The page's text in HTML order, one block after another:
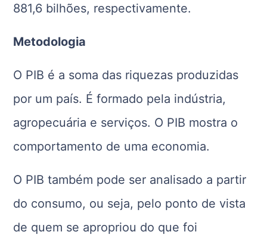
881,6 bilhões, respectivamente.
Metodologia
O PIB é a soma das riquezas produzidas
por um país. É formado pela indústria,
agropecuária e serviços. O PIB mostra o
comportamento de uma economia.
O PIB também pode ser analisado a partir
do consumo, ou seja, pelo ponto de vista
de quem se apropriou do que foi